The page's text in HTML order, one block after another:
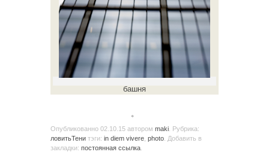
башня
。
Опубликованно 02.10.15 автором maki . Рубрика:
ловитьТени тэги: in diem vivere photo . Добавить в
закладки: постоянная ссылка